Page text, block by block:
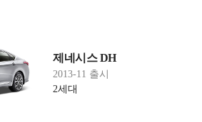
제네시스 DH
2013-11 출시
2세대